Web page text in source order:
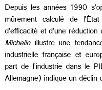
Depuis les années 1990
mûrement calculé de
d’efficacité et d’une
Michelinillustre une
industrielle française et
part de l’industrie dans le
Allemagne) indique un déclin